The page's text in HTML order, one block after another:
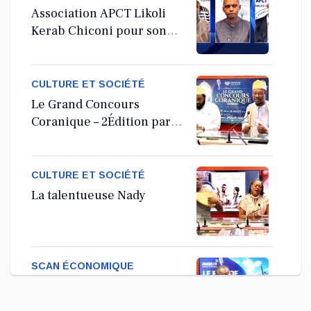
Association APCT Likoli
Kerab Chiconi pour son
Ordinaire
CULTURE ET SOCIÉTÉ
Le Grand Concours
Coranique – 2Édition par
Cour'an
CULTURE ET SOCIÉTÉ
La talentueuse Nady
SCAN ÉCONOMIQUE